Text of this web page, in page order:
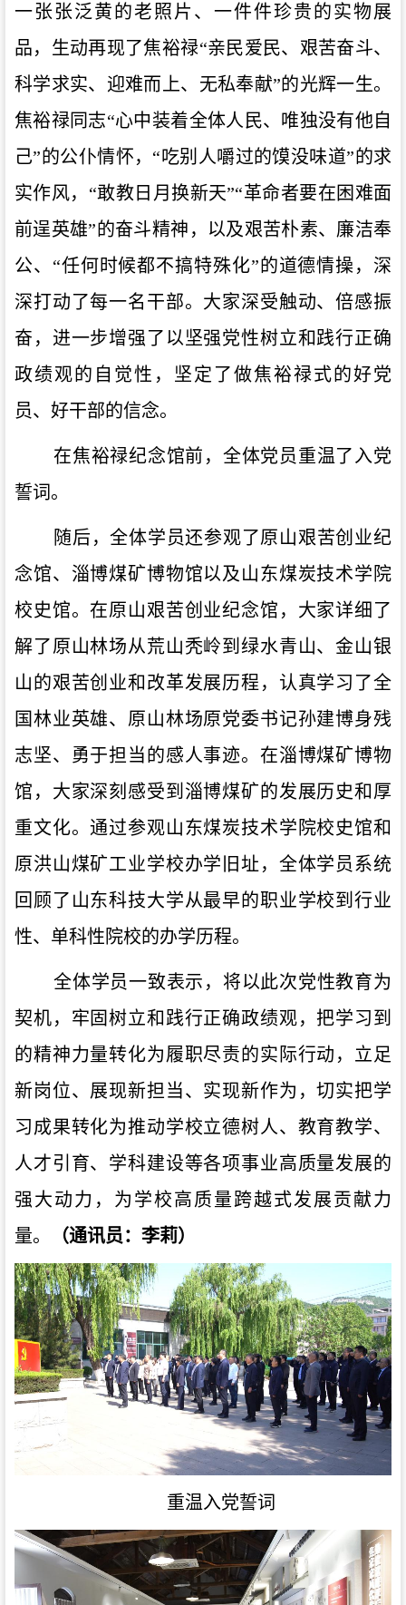
一张张泛黄的老照片、一件件珍贵的实物展
品， 生动再现了焦裕禄“亲民爱民、艰苦奋斗、
科学求实、迎难而上、无私奉献”的光辉一生。
焦裕禄同志“心中装着全体人民、唯独没有他自
己”的公仆情怀，“吃别人嚼过的馍没味道”的求
实作风，“敢教日月换新天”“革命者要在困难面
前逞英雄”的奋斗精神， 以及艰苦朴素、廉洁奉
公、 “任何时候都不搞特殊化”的道德情操， 深
深打动了每一名干部。大家深受触动、倍感振
奋， 进一步增强了以坚强党性树立和践行正确
政绩观的自觉性，坚定了做焦裕禄式的好党
员、好干部的信念。
在焦裕禄纪念馆前，全体党员重温了入党
誓词。
随后，全体学员还参观了原山艰苦创业纪
念馆、淄博煤矿博物馆以及山东煤炭技术学院
校史馆。在原山艰苦创业纪念馆，大家详细了
解了原山林场从荒山秃岭到绿水青山、金山银
山的艰苦创业和改革发展历程 ， 认真学习了全
国林业英雄、 原山林场原党委书记孙建博身残
志坚、勇于担当的感人事迹。在淄博煤矿博物
馆，大家深刻感受到淄博煤矿的发展历史和厚
重文化。通过参观山东煤炭技术学院校史馆和
原洪山煤矿工业学校办学旧址，全体学员系统
回顾了山东科技大学从最早的职业学校到行业
性、单科性院校的办学历程。
全体学员一致表示，将以此次党性教育为
契机，牢固树立和践行正确政绩观，把学习到
的精神力量转化为履职尽责的实际行动，立足
新岗位、展现新担当、实现新作为，切实把学
习成果转化为推动学校立德树人、教育教学、
人才引育、学科建设等各项事业高质量发展的
强大动力，为学校高质量跨越式发展贡献力
量。
（通讯员：李莉）
重温入党誓词